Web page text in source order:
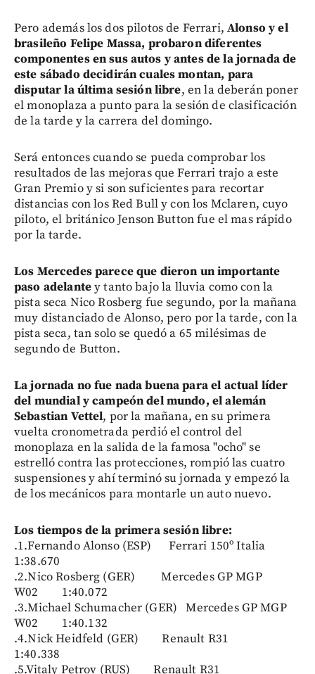
Pero además los dos pilotos de Ferrari, Alonso y el
brasileño Felipe Massa, probaron diferentes
componentes en sus autos y antes de la jornada de
este sábado decidirán cuales montan, para
disputar la última sesión libre, en la deberán poner
el monoplaza a punto para la sesión de clasificación
de la tarde y la carrera del domingo.
Será entonces cuando se pueda comprobar los
resultados de las mejoras que Ferrari trajo a este
Gran Premio y si son suficientes para recortar
distancias con los Red Bull y con los Mclaren, cuyo
piloto, el británico Jenson Button fue el mas rápido
por la tarde.
Los Mercedes parece que dieron un importante
paso adelantey tanto bajo la lluvia como con la
pista seca Nico Rosberg fue segundo, por la mañana
muy distanciado de Alonso, pero por la tarde, con la
pista seca, tan solo se quedó a 65 milésimas de
segundo de Button.
La jornada no fue nada buena para el actual líder
del mundial y campeón del mundo, el alemán
Sebastian Vettel, por la mañana, en su primera
vuelta cronometrada perdió el control del
monoplaza en la salida de la famosa "ocho" se
estrelló contra las protecciones, rompió las cuatro
suspensiones y ahí terminó su jornada y empezó la
de los mecánicos para montarle un auto nuevo.
Los tiempos de la primera sesión libre:
.1.Fernando Alonso (ESP) Ferrari 150º Italia
1:38.670
.2.Nico Rosberg (GER) Mercedes GP MGP
W02 1:40.072
.3.Michael Schumacher (GER) Mercedes GP MGP
W02 1:40.132
.4.Nick Heidfeld (GER) Renault R31
1:40.338
.5.Vitaly Petrov (RUS) Renault R31